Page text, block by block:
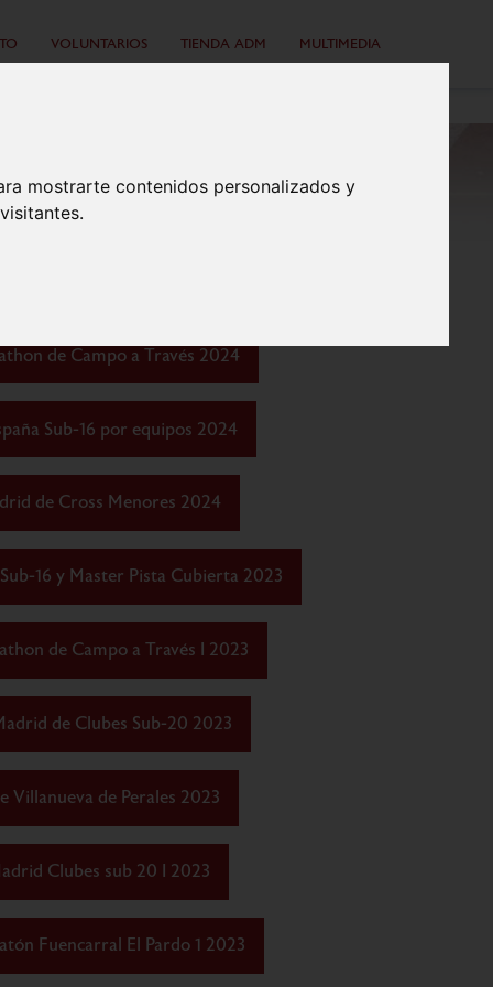
mostrarte contenidos personalizados y
VOLUNTARIOS TIENDA ADM MULTIMEDIA
de Campo a Través 2024
Sub-16 por equipos 2024
de Cross Menores 2024
16 y Master Pista Cubierta 2023
de Campo a Través I 2023
de Clubes Sub-20 2023
Villanueva de Perales 2023
Clubes sub 20 I 2023
Fuencarral El Pardo 1 2023